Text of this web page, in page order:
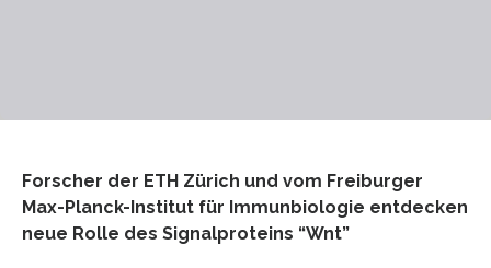
Forscher der ETH Zürich und vom Freiburger
Max-Planck-Institut für Immunbiologie entdecken
neue Rolle des Signalproteins “Wnt”